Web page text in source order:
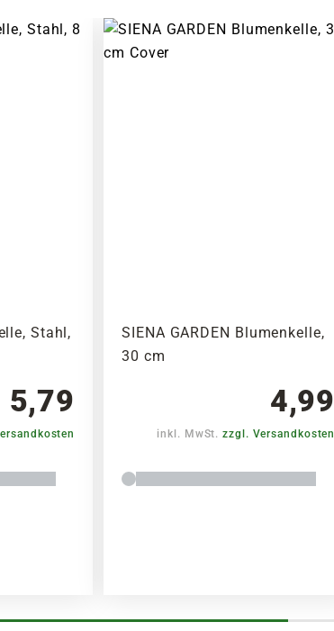
Stahl,
5,79
SIENA GARDEN Blumenkelle,
30 cm
4,99
inkl. MwSt.zzgl. Versandkosten